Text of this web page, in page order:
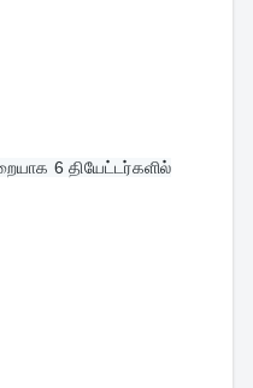
6 தியேட்டர்களில்